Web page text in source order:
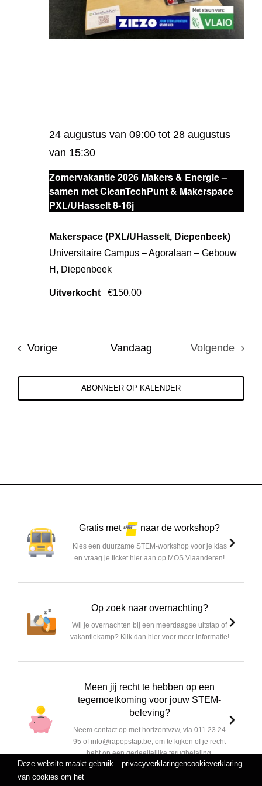
Zomervakantie 2026 Makers & Energie –
samen met CleanTechPunt & Makerspace
PXL/UHasselt 8-16j
24 augustus van 09:00 tot 28 augustus
van 15:30
Makerspace (PXL/UHasselt, Diepenbeek)
Universitaire Campus – Agoralaan – Gebouw
H, Diepenbeek
Uitverkocht €150,00
VorigeEvenementenVandaag
Volgende
ABONNEER OP KALENDER
Gratis met naar de workshop?
Kies een duurzame STEM-workshop voor je klas
en vraag je ticket hier aan op MOS Vlaanderen!
Op zoek naar overnachting?
Wil je overnachten bij een meerdaagse uitstap of
vakantiekamp? Klik dan hier voor meer informatie!
Meen jij recht te hebben op een
tegemoetkoming voor jouw STEM-
beleving?
Neem contact op met horizontvzw, via 011 23 24
95 of info@rapopstap.be, om te kijken of je recht
hebt op een gedeeltelijke terugbetaling.
Deze website maakt gebruik
van cookies om het
privacyverklaringencookieverklaring.